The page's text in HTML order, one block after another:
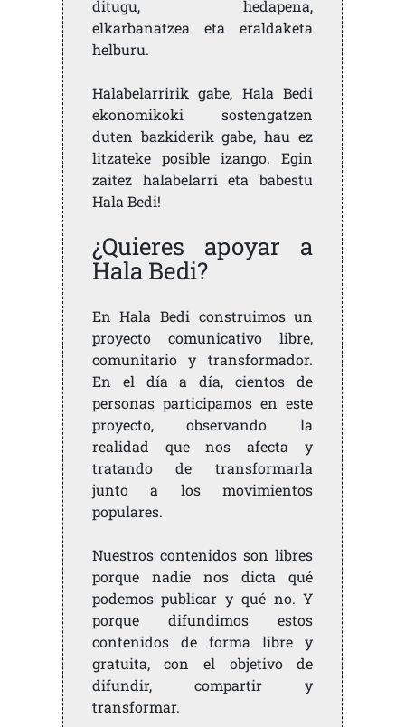
ditugu, hedapena,
elkarbanatzea eta eraldaketa
helburu.
Halabelarririk gabe, Hala Bedi
ekonomikoki sostengatzen
duten bazkiderik gabe, hau ez
litzateke posible izango. Egin
zaitez halabelarri eta babestu
Hala Bedi!
¿Quieres apoyar a
Hala Bedi?
En Hala Bedi construimos un
proyecto comunicativo libre,
comunitario y transformador.
En el día a día, cientos de
personas participamos en este
proyecto, observando la
realidad que nos afecta y
tratando de transformarla
junto a los movimientos
populares.
Nuestros contenidos son libres
porque nadie nos dicta qué
podemos publicar y qué no. Y
porque difundimos estos
contenidos de forma libre y
gratuita, con el objetivo de
difundir, compartir y
transformar.